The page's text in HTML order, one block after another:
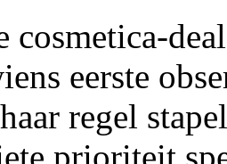
cosmetica-
eerste
regel